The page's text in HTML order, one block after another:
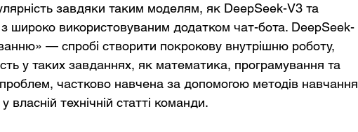
завдяки таким моделям, як DeepSeek-V3 та
широко використовуваним додатком чат-бота. DeepSeek-
— спробі створити покрокову внутрішню роботу,
у таких завданнях, як математика, програмування та
частково навчена за допомогою методів навчання
власній технічній статті команди.